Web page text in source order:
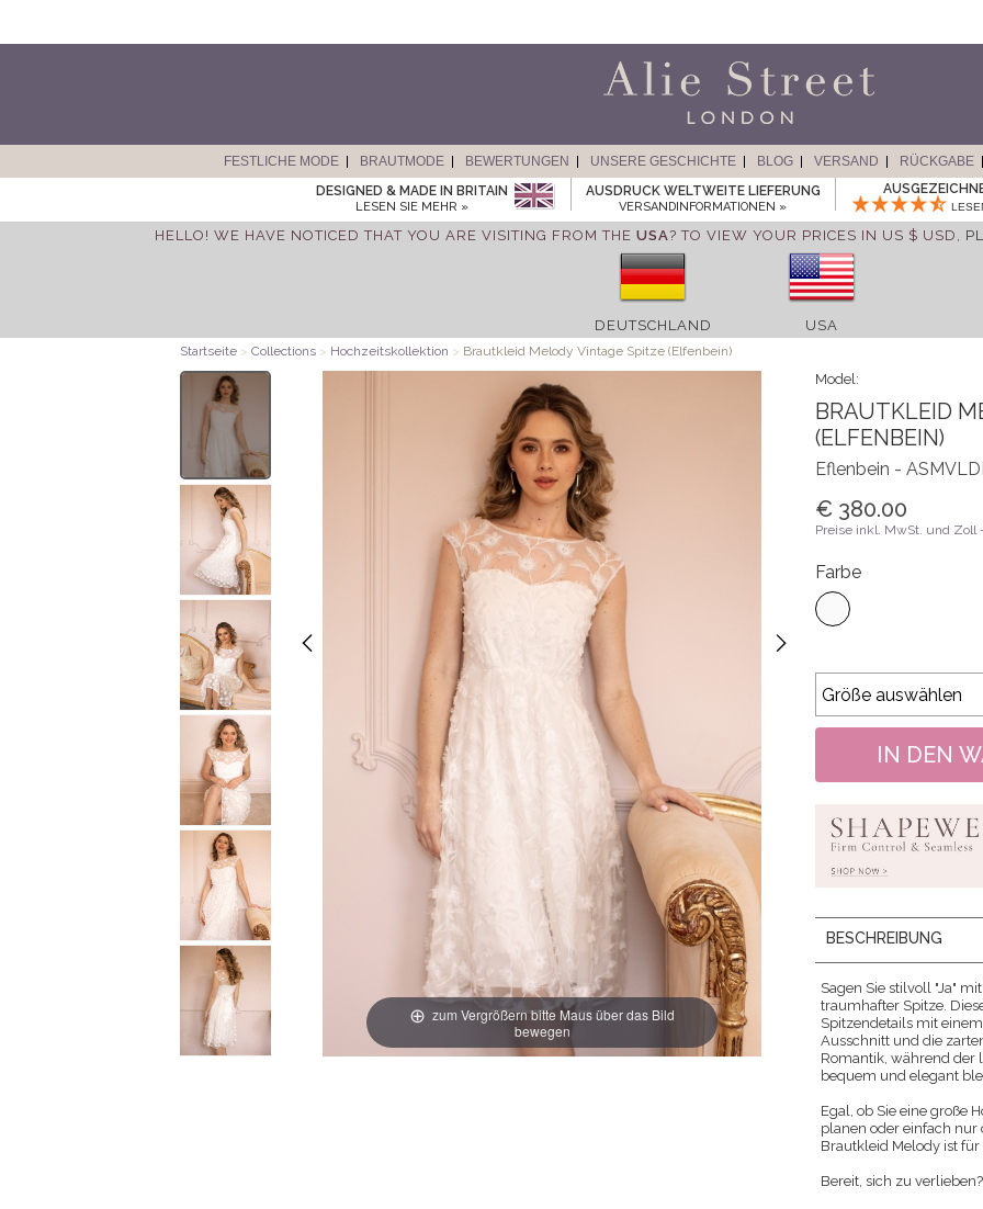
FESTLICHE MODE BRAUTMODE BEWERTUNGEN UNSERE GESCHICHTE BLOG VERSAND
RÜCKGABE
DESIGNED & MADE IN BRITAIN
LESEN SIE MEHR »
AUSDRUCK WELTWEITE LIEFERUNG
VERSANDINFORMATIONEN »
HELLO! WE HAVE NOTICED THAT YOU ARE VISITING FROM THE USA? TO VIEW YOUR PRICES IN US $ USD,
DEUTSCHLAND USA
Startseite > Collections > Hochzeitskollektion > Brautkleid Melody Vintage Spitze (Elfenbein)
zum Vergrößern bitte Maus über das Bild
bewegen
Model:
BRAUTKLEID
(ELFENBEIN)
Eflenbein -
€ 380.00
Preise inkl. MwSt. und
Farbe
BESCHREIBUNG
Sagen Sie stilvoll "Ja"
traumhafter Spitze.
Spitzendetails mit
Ausschnitt und die
Romantik, während der
bequem und elegant
Egal, ob Sie eine große
planen oder einfach nur
Brautkleid Melody ist für
Bereit, sich zu verlieben?